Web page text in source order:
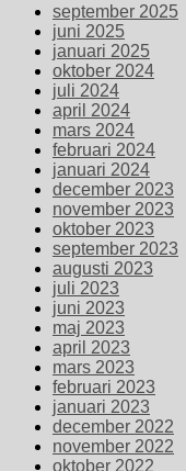
september 2025
juni 2025
januari 2025
oktober 2024
juli 2024
april 2024
mars 2024
februari 2024
januari 2024
december 2023
november 2023
oktober 2023
september 2023
augusti 2023
juli 2023
juni 2023
maj 2023
april 2023
mars 2023
februari 2023
januari 2023
december 2022
november 2022
oktober 2022